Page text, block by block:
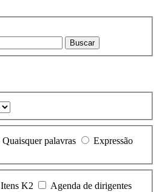
Buscar
Quaisquer palavras
Itens K2
Agenda de dirigentes